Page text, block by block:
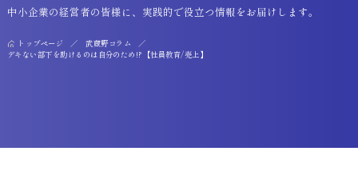
トップページ
武蔵野コラム
デキない部下を助けるのは自分のため!?【社員教育/売上】
中小企業の経営者の皆様に、実践的で役立つ情報をお届けします。